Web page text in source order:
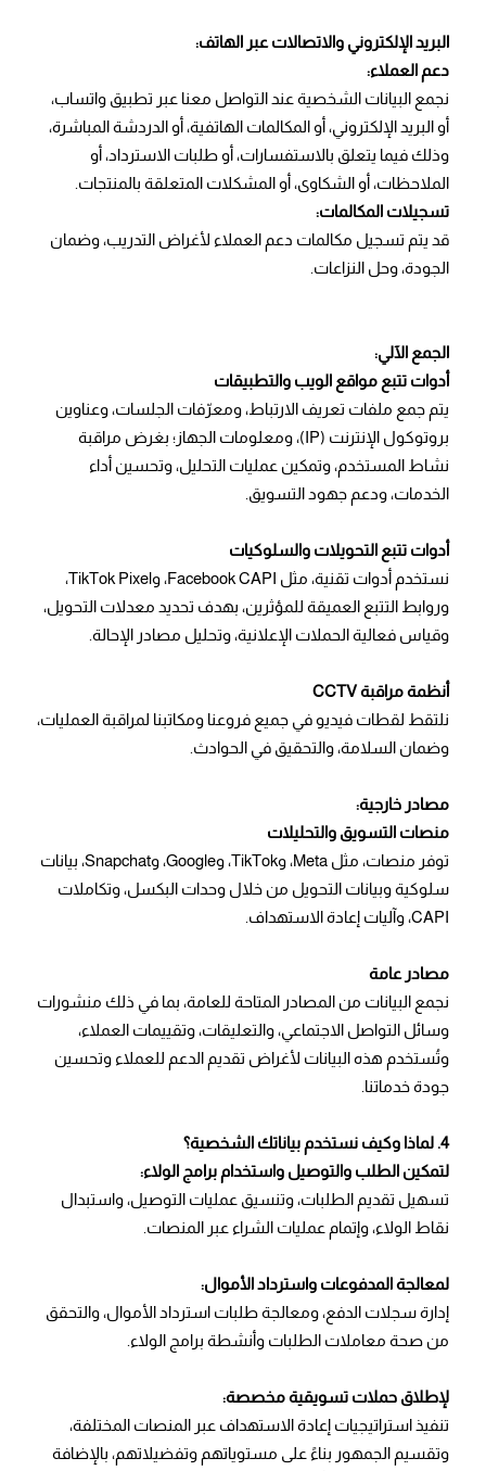
البريد الإلكتروني والاتصالات عبر الهاتف:
دعم العملاء:
نجمع البيانات الشخصية عند التواصل معنا عبر تطبيق واتساب،
أو البريد الإلكتروني، أو المكالمات الهاتفية، أو الدردشة المباشرة،
وذلك فيما يتعلق بالاستفسارات، أو طلبات الاسترداد، أو
الملاحظات، أو الشكاوى، أو المشكلات المتعلقة بالمنتجات.
تسجيلات المكالمات:
قد يتم تسجيل مكالمات دعم العملاء لأغراض التدريب، وضمان
الجودة، وحل النزاعات.
الجمع الآلي:
أدوات تتبع مواقع الويب والتطبيقات
يتم جمع ملفات تعريف الارتباط، ومعرّفات الجلسات، وعناوين
بروتوكول الإنترنت (IP)، ومعلومات الجهاز؛ بغرض مراقبة
نشاط المستخدم، وتمكين عمليات التحليل، وتحسين أداء
الخدمات، ودعم جهود التسويق.
أدوات تتبع التحويلات والسلوكيات
نستخدم أدوات تقنية، مثل Facebook CAPI، وTikTok Pixel،
وروابط التتبع العميقة للمؤثرين، بهدف تحديد معدلات التحويل،
وقياس فعالية الحملات الإعلانية، وتحليل مصادر الإحالة.
أنظمة مراقبة CCTV
نلتقط لقطات فيديو في جميع فروعنا ومكاتبنا لمراقبة العمليات،
وضمان السلامة، والتحقيق في الحوادث.
مصادر خارجية:
منصات التسويق والتحليلات
توفر منصات، مثل Meta، وTikTok، وGoogle، وSnapchat، بيانات
سلوكية وبيانات التحويل من خلال وحدات البكسل، وتكاملات
CAPI، وآليات إعادة الاستهداف.
مصادر عامة
نجمع البيانات من المصادر المتاحة للعامة، بما في ذلك منشورات
وسائل التواصل الاجتماعي، والتعليقات، وتقييمات العملاء،
وتُستخدم هذه البيانات لأغراض تقديم الدعم للعملاء وتحسين
جودة خدماتنا.
4. لماذا وكيف نستخدم بياناتك الشخصية؟
لتمكين الطلب والتوصيل واستخدام برامج الولاء:
تسهيل تقديم الطلبات، وتنسيق عمليات التوصيل، واستبدال
نقاط الولاء، وإتمام عمليات الشراء عبر المنصات.
لمعالجة المدفوعات واسترداد الأموال:
إدارة سجلات الدفع، ومعالجة طلبات استرداد الأموال، والتحقق
من صحة معاملات الطلبات وأنشطة برامج الولاء.
لإطلاق حملات تسويقية مخصصة:
تنفيذ استراتيجيات إعادة الاستهداف عبر المنصات المختلفة،
وتقسيم الجمهور بناءً على مستوياتهم وتفضيلاتهم، بالإضافة